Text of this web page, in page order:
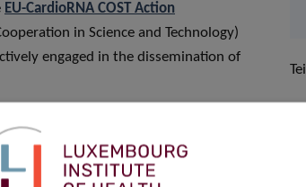
EU-CardioRNA COST Action
in Science and Technology)
engaged in the dissemination of
a practical brochure to inform about
the understanding of the
lie behind the onset of high blood